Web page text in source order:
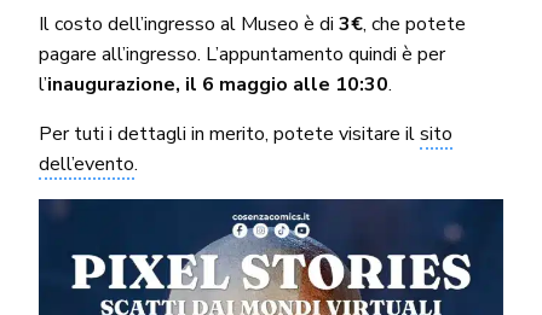
Il costo dell’ingresso al Museo è di3€, che potete
pagare all’ingresso. L’appuntamento quindi è per
l’inaugurazione, il 6 maggio alle 10:30.
Per tuti i dettagli in merito, potete visitare ilsito
dell’evento.